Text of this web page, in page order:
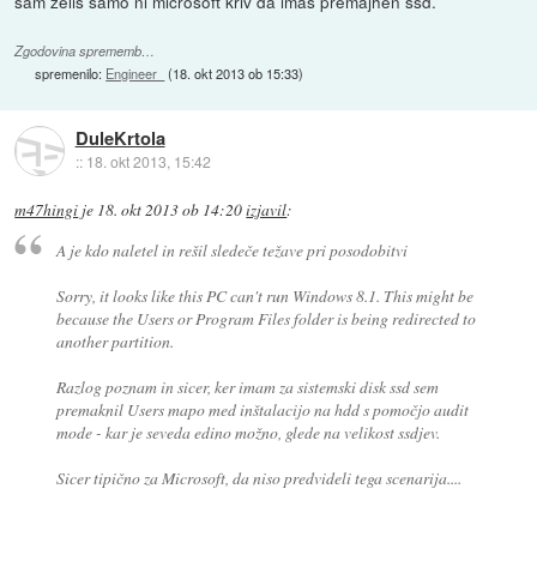
Zgodovina sprememb…
spremenilo: Engineer_ (18. okt 2013 ob 15:33)
DuleKrtola
:: 18. okt 2013, 15:42
m47hingi je 18. okt 2013 ob 14:20izjavil:
A je kdo naletel in rešil sledeče težave pri posodobitvi
Sorry, it looks like this PC can't run Windows 8.1. This might be
because the Users or Program Files folder is being redirected to
another partition.
Razlog poznam in sicer, ker imam za sistemski disk ssd sem
premaknil Users mapo med inštalacijo na hdd s pomočjo audit
mode - kar je seveda edino možno, glede na velikost ssdjev.
Sicer tipično za Microsoft, da niso predvideli tega scenarija....